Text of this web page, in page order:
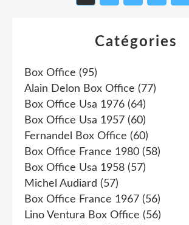
Catégories
Box Office (95)
Alain Delon Box Office (77)
Box Office Usa 1976 (64)
Box Office Usa 1957 (60)
Fernandel Box Office (60)
Box Office France 1980 (58)
Box Office Usa 1958 (57)
Michel Audiard (57)
Box Office France 1967 (56)
Lino Ventura Box Office (56)